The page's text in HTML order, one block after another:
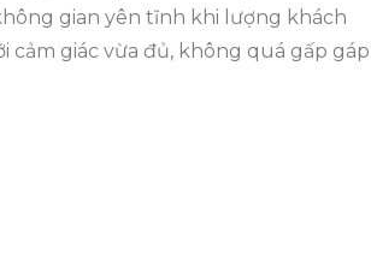
gian yên tĩnh khi lượng khách
giác vừa đủ, không quá gấp gáp